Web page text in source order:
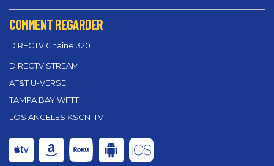
COMMENT REGARDER
DIRECTV Chaîne 320
DIRECTV STREAM
AT&T U-VERSE
TAMPA BAY WFTT
LOS ANGELES KSCN-TV